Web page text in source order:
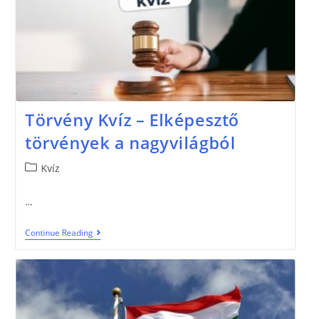
Törvény Kvíz – Elképesztő
törvények a nagyvilágból
Kvíz
…
Continue Reading